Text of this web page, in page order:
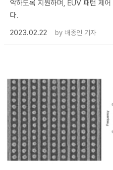
악하도록 지원하며, EUV 패턴 제
다.
2023.02.22
by 배종인 기자